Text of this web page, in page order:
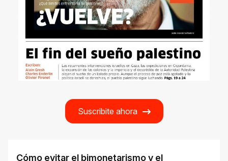
Suscribite ahora
Cómo evitar el bimonetarismo y el